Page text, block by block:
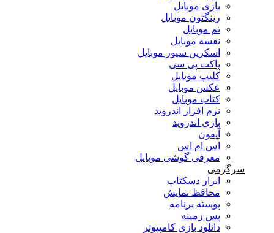
بازی موبایل
رینگتون موبایل
تم موبایل
نقشه موبایل
اسکرین سیور موبایل
پاکت پی سی
کلیپ موبایل
عکس موبایل
کتاب موبایل
نرم افزار اندروید
بازی اندروید
آیفون
اس ام اس
معرفی گوشی موبایل
سرگرمی
ابزار دسکتاپ
محافظ نمایش
پوسته برنامه
پس زمینه
دانلود بازی کامپیوتر